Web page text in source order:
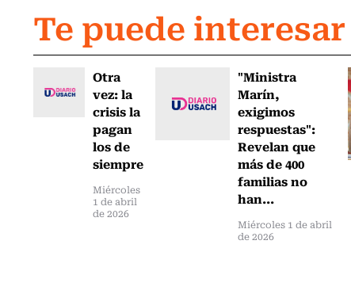
Te puede interesar
Otra
vez: la
crisis la
pagan
los de
siempre
Miércoles
1 de abril
de 2026
"Ministra
Marín,
exigimos
respuestas":
Revelan que
más de 400
familias no
han...
Miércoles 1 de abril
de 2026